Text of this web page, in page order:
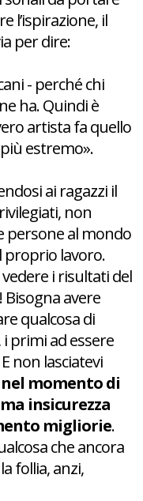
l’ispirazione, il
per dire:
- perché chi
ha. Quindi è
artista fa quello
estremo».
ai ragazzi il
non
persone al mondo
proprio lavoro.
i risultati del
avere
qualcosa di
primi ad essere
non lasciatevi
momento di
insicurezza
migliorie.
che ancora
follia, anzi,